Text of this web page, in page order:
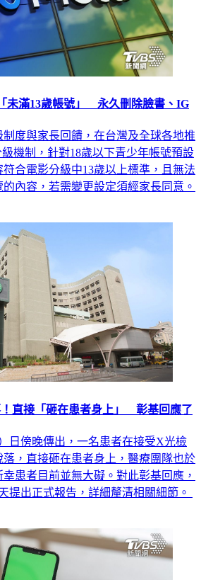
未滿13歲帳號」 永久刪除臉書、IG
制度與家長回饋，在台灣及全球各地推
級機制，針對18歲以下青少年帳號預設
合電影分級中13歲以上標準，且無法
內容，若需變更設定須經家長同意。
直接「砸在患者身上」 彰基回應了
日傍晚傳出，一名患者在接受X光檢
，直接砸在患者身上，醫療團隊也於
患者目前並無大礙。對此彰基回應，
提出正式報告，詳細釐清相關細節。